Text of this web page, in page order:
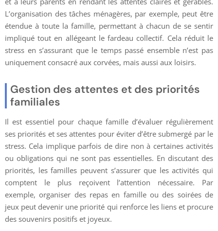
L’organisation des tâches ménagères, par exemple, peut être
étendue à toute la famille, permettant à chacun de se sentir
impliqué tout en allégeant le fardeau collectif. Cela réduit le
stress en s’assurant que le temps passé ensemble n’est pas
uniquement consacré aux corvées, mais aussi aux loisirs.
Gestion des attentes et des priorités
familiales
Il est essentiel pour chaque famille d’évaluer régulièrement
ses priorités et ses attentes pour éviter d’être submergé par le
stress. Cela implique parfois de dire non à certaines activités
ou obligations qui ne sont pas essentielles. En discutant des
priorités, les familles peuvent s’assurer que les activités qui
comptent le plus reçoivent l’attention nécessaire. Par
exemple, organiser des repas en famille ou des soirées de
jeux peut devenir une priorité qui renforce les liens et procure
des souvenirs positifs et joyeux.